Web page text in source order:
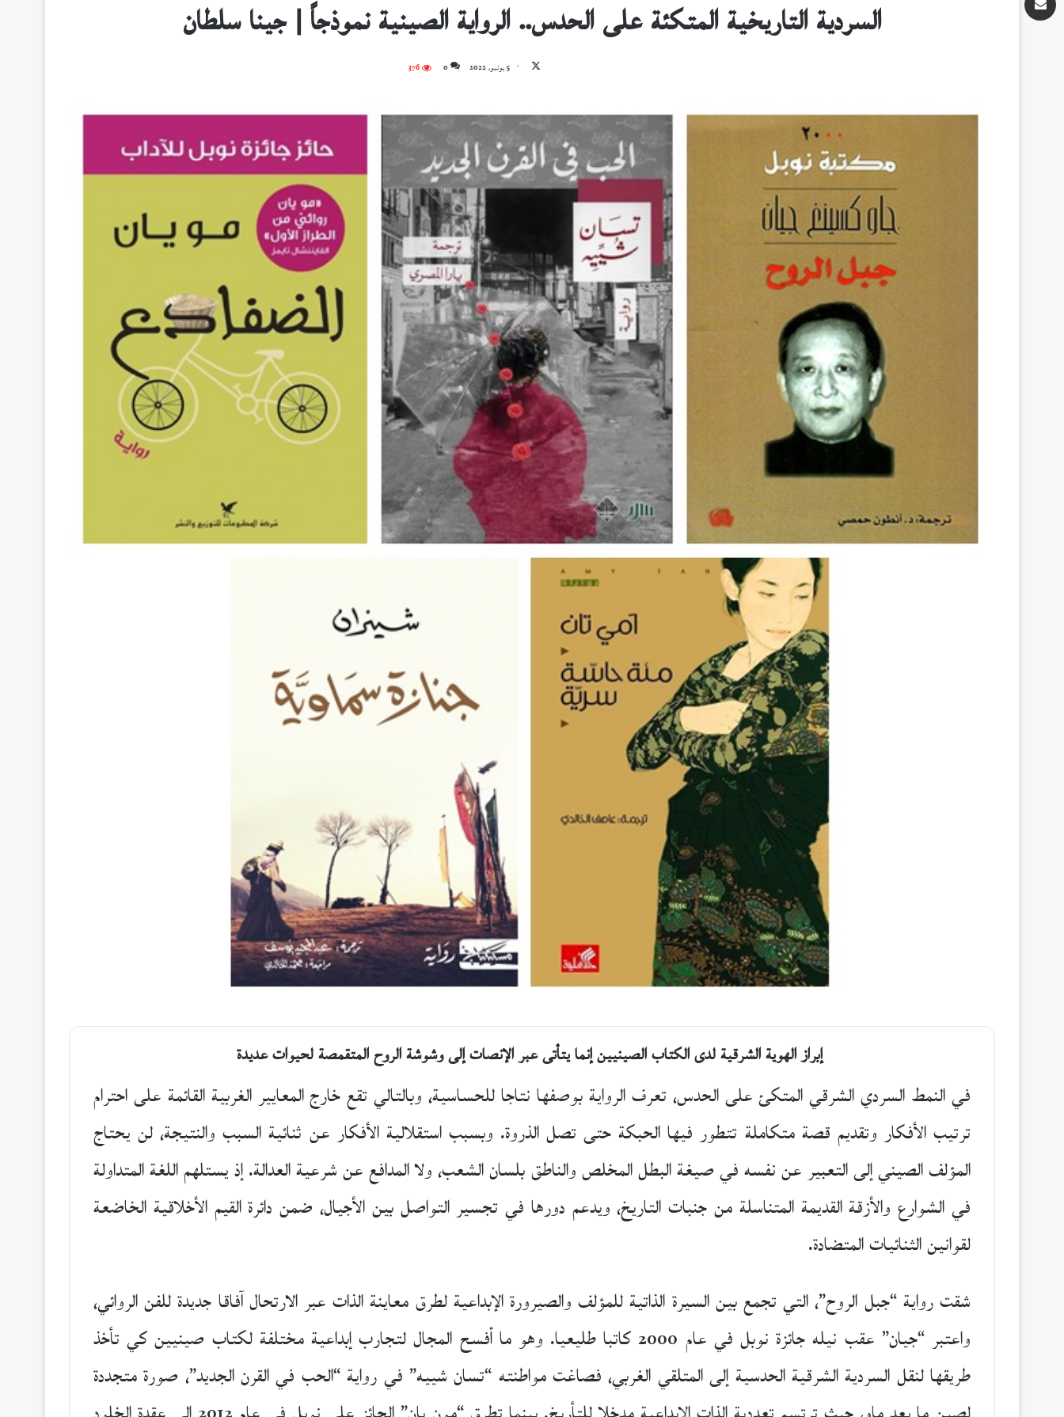
السردية التاريخية المتكئة على الحدس.. الرواية الصينية نموذجاً | جينا سلطان
5 يونيو، 2022 0
376
إبراز الهوية الشرقية لدى الكتاب الصينيين إنما يتأتى عبر الإنصات إلى وشوشة الروح المتقمصة لحيوات عديدة
في النمط السردي الشرقي المتكئ على الحدس، تعرف الرواية بوصفها نتاجا للحساسية، وبالتالي تقع خارج المعايير الغربية القائمة على احترام
ترتيب الأفكار وتقديم قصة متكاملة تتطور فيها الحبكة حتى تصل الذروة. وبسبب استقلالية الأفكار عن ثنائية السبب والنتيجة، لن يحتاج
المؤلف الصيني إلى التعبير عن نفسه في صيغة البطل المخلص والناطق بلسان الشعب، ولا المدافع عن شرعية العدالة. إذ يستلهم اللغة المتداولة
في الشوارع والأزقة القديمة المتناسلة من جنبات التاريخ، ويدعم دورها في تجسير التواصل بين الأجيال، ضمن دائرة القيم الأخلاقية الخاضعة
لقوانين الثنائيات المتضادة.
شقت رواية “جبل الروح”، التي تجمع بين السيرة الذاتية للمؤلف والصيرورة الإبداعية لطرق معاينة الذات عبر الارتحال آفاقا جديدة للفن الروائي،
واعتبر “جيان” عقب نيله جائزة نوبل في عام 2000 كاتبا طليعيا. وهو ما أفسح المجال لتجارب إبداعية مختلفة لكتاب صينيين كي تأخذ
طريقها لنقل السردية الشرقية الحدسية إلى المتلقي الغربي، فصاغت مواطنته “تسان شييه” في رواية “الحب في القرن الجديد”، صورة متجددة